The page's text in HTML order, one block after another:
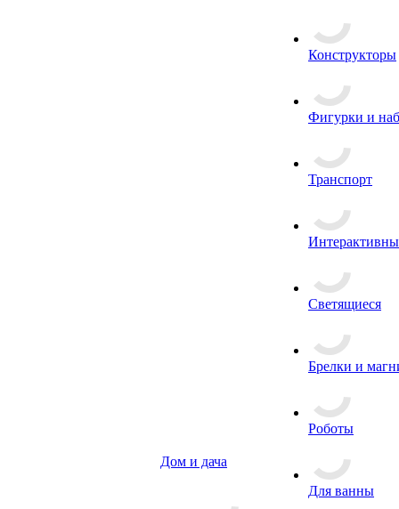
Дом и дача
Конструкторы
Фигурки и
Транспорт
Светящиеся
Брелки и
Роботы
Для ванны